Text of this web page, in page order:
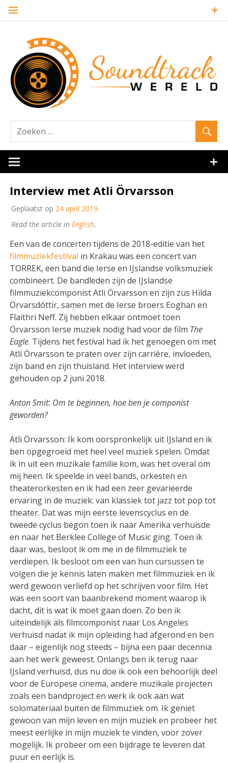
Naar
springen
Interview met Atli Örvarsson
Geplaatst op 24 april 2019
Read the article in English.
Een van de concerten tijdens de 2018-editie van het
filmmuziekfestival in Krakau was een concert van
TORREK, een band die Ierse en IJslandse volksmuziek
combineert. De bandleden zijn de IJslandse
filmmuziekcomponist Atli Örvarsson en zijn zus Hilda
Örvarsdóttir, samen met de Ierse broers Eoghan en
Flaithri Neff. Zij hebben elkaar ontmoet toen
Örvarsson Ierse muziek nodig had voor de film The
Eagle. Tijdens het festival had ik het genoegen om met
Atli Örvarsson te praten over zijn carrière, invloeden,
zijn band en zijn thuisland. Het interview werd
gehouden op 2 juni 2018.
Anton Smit: Om te beginnen, hoe ben je componist
geworden?
Atli Örvarsson: Ik kom oorspronkelijk uit IJsland en ik
ben opgegroeid met heel veel muziek spelen. Omdat
ik in uit een muzikale familie kom, was het overal om
mij heen. Ik speelde in veel bands, orkesten en
theaterorkesten en ik had een zeer gevarieerde
ervaring in de muziek: van klassiek tot jazz tot pop tot
theater. Dat was mijn eerste levenscyclus en de
tweede cyclus begon toen ik naar Amerika verhuisde
en naar het Berklee College of Music ging. Toen ik
daar was, besloot ik om me in de filmmuziek te
verdiepen. Ik besloot om een van hun cursussen te
volgen die je kennis laten maken met filmmuziek en ik
werd gewoon verliefd op het schrijven voor film. Het
was een soort van baanbrekend moment waarop ik
dacht, dit is wat ik moet gaan doen. Zo ben ik
uiteindelijk als filmcomponist naar Los Angeles
verhuisd nadat ik mijn opleiding had afgerond en ben
daar – eigenlijk nog steeds – bijna een paar decennia
aan het werk geweest. Onlangs ben ik terug naar
IJsland verhuisd, dus nu doe ik ook een behoorlijk deel
voor de Europese cinema, andere muzikale projecten
zoals een bandproject en werk ik ook aan wat
solomateriaal buiten de filmmuziek om. Ik geniet
gewoon van mijn leven en mijn muziek en probeer het
meest eerlijke in mijn muziek te vinden, voor zover
mogelijk. Ik probeer om een bijdrage te leveren dat
puur en eerlijk is.